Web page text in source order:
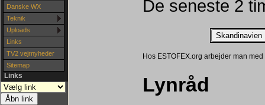
Danske WX
Teknik
Uploads
Links
TV2 vejrnyheder
Sitemap
Links
De seneste 2
Hos ESTOFEX.org arbejder man
Lynråd